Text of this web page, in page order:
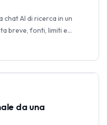
AI di ricerca in un
breve, fonti, limiti e
da una